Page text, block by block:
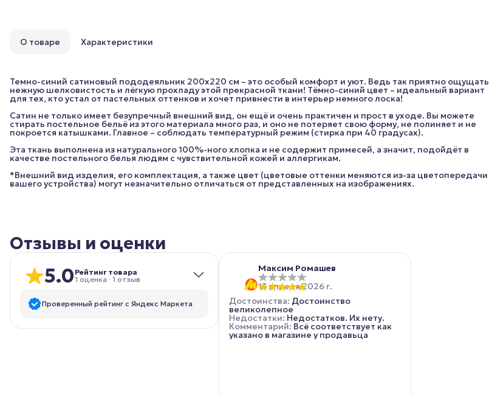
О товаре Характеристики
Темно-синий сатиновый пододеяльник 200x220 см – это особый комфорт и уют. Ведь так приятно ощущать
нежную шелковистость и лёгкую прохладу этой прекрасной ткани! Тёмно-синий цвет – идеальный вариант
для тех, кто устал от пастельных оттенков и хочет привнести в интерьер немного лоска!
Сатин не только имеет безупречный внешний вид, он ещё и очень практичен и прост в уходе. Вы можете
стирать постельное бельё из этого материала много раз, и оно не потеряет свою форму, не полиняет и не
покроется катышками. Главное – соблюдать температурный режим (стирка при 40 градусах).
Эта ткань выполнена из натурального 100%-ного хлопка и не содержит примесей, а значит, подойдёт в
качестве постельного белья людям с чувствительной кожей и аллергикам.
*Внешний вид изделия, его комплектация, а также цвет (цветовые оттенки меняются из-за цветопередачи
вашего устройства) могут незначительно отличаться от представленных на изображениях.
Отзывы и оценки
5.0Рейтинг товара
1 оценка · 1 отзыв
Проверенный рейтинг с Яндекс Маркета
5звёзд
1
Максим Ромашев
13 апреля 2026 г.
Достоинства: Достоинство
великолепное
Недостатки: Недостатков. Их нету.
Комментарий: Всё соответствует как
указано в магазине у продавьца